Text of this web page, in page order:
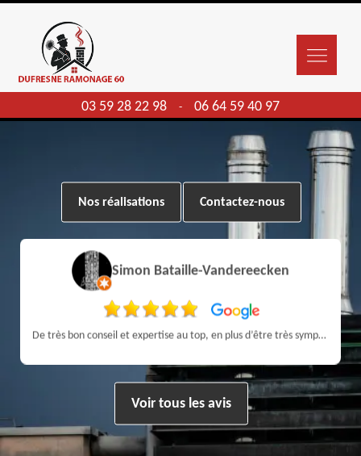
03 59 28 22 98 - 06 64 59 40 97
Nos réalisations Contactez-nous
Simon Bataille-Vandereecken
De très bon conseil et expertise au top, en plus d’être très sympathique, je recommande! Nous avons été bien aidés et renseignés sur quoi faire de notre insert et son entretien futur, merci :)
Voir tous les avis